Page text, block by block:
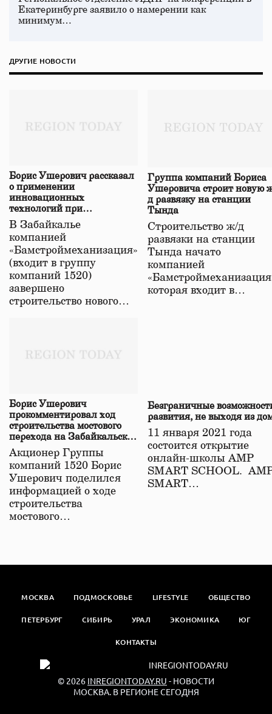
Екатеринбурге заявило о намерении как
минимум…
ДРУГИЕ НОВОСТИ
Борис Ушерович рассказал
о применении
инновационных
технологий при
строительстве нового моста
в Забайкалье
В Забайкалье
компанией
«Бамстроймеханизация»
(входит в группу
компаний 1520)
завершено
строительство нового…
Группа компаний Бориса
Ушеровича строит новую
д развязку на станции
Тында
Строительство ж/д
развязки на станции
Тында начато
компанией
которая входит в…
Борис Ушерович
прокомментировал ход
строительства мостового
перехода на Забайкальской
железной дороге
Акционер Группы
компаний 1520 Борис
Ушерович поделился
информацией о ходе
строительства
мостового…
Безграничные
развития, не выходя из
11 января 2021 года
состоится открытие
онлайн-школы АМР
SMART SCHOOL.
SMART…
МОСКВА ПОДМОСКОВЬЕ LIFESTYLE ОБЩЕСТВО
ПЕТЕРБУРГ СИБИРЬ УРАЛ ЭКОНОМИКА ЮГ
КОНТАКТЫ
© 2026 INREGIONTODAY.RU - НОВОСТИ
МОСКВА. В РЕГИОНЕ СЕГОДНЯ